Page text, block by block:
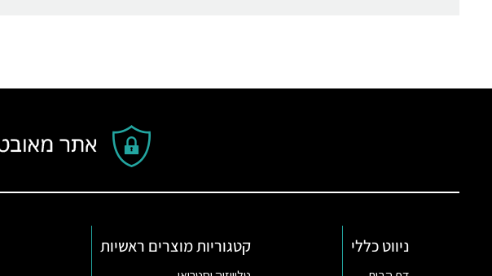
ניווט כללי קטגוריות מוצרים ראשיות